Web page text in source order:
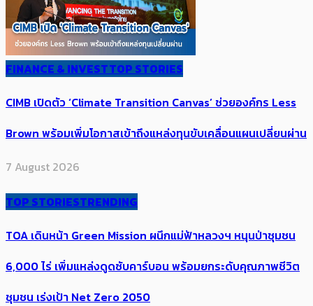
FINANCE & INVESTTOP STORIES
CIMB เปิดตัว ‘Climate Transition Canvas’ ช่วย​องค์กร​ Less
Brown พร้อมเพิ่มโอกาสเข้าถึงแหล่งทุนขับเคลื่อนแผนเปลี่ยนผ่าน
7 August 2026
TOP STORIESTRENDING
TOA เดินหน้า Green Mission ผนึกแม่ฟ้าหลวงฯ หนุนป่าชุมชน
6,000 ไร่ เพิ่ม​แหล่งดูดซับคาร์บอน พร้อมยกระดับคุณภาพชีวิต
ชุมชน เร่งเป้า​ Net Zero 2050